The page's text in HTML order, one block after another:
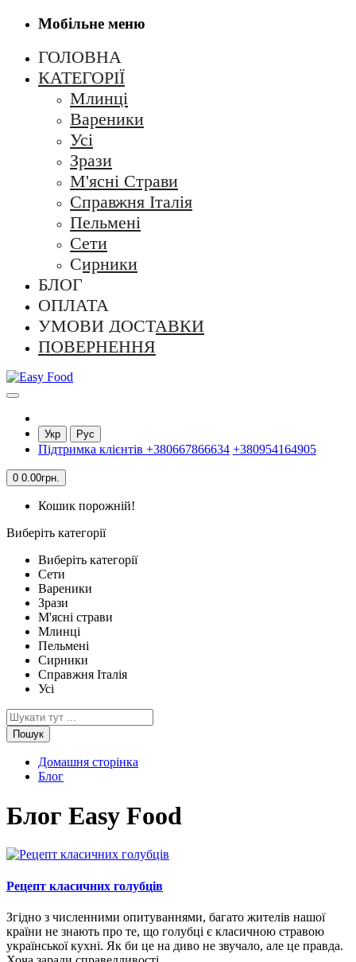
Мобільне меню
ГОЛОВНА
КАТЕГОРІЇ
Млинці
Вареники
Усi
Зрази
М'ясні Страви
Справжня Італія
Пельмені
Cети
Сирники
БЛОГ
ОПЛАТА
УМОВИ ДОСТАВКИ
ПОВЕРНЕННЯ
Укр Рус
Підтримка клієнтів +380667866634 +380954164905
0 0.00грн.
Кошик порожній!
Виберіть категорії
Виберіть категорії
Cети
Вареники
Зрази
М'ясні страви
Млинці
Пельмені
Сирники
Справжня Італія
Усi
Пошук
Домашня сторінка
Блог
Блог Easy Food
Рецепт класичних голубців
Згідно з численними опитуваннями, багато жителів нашої
країни не знають про те, що голубці є класичною стравою
української кухні. Як би це на диво не звучало, але це правда.